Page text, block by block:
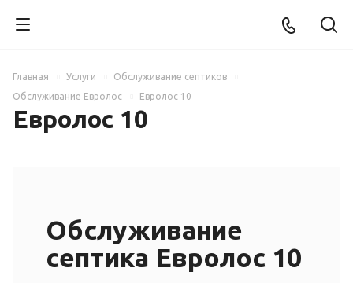
Главная Услуги
Обслуживание септиков
Обслуживание Евролос
Евролос 10
Евролос 10
Обслуживание
септика Евролос 10